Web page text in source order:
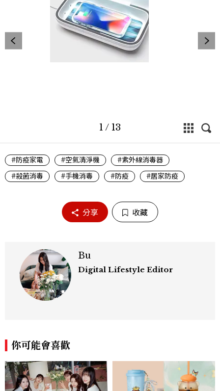
1 / 13
#防疫家電 #空氣清淨機
#紫外線消毒器
#殺菌消毒
#手機消毒 #防疫 #居家防疫
分享 收藏
Bu
Digital Lifestyle Editor
你可能會喜歡